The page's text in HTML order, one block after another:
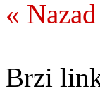
«
Brzi